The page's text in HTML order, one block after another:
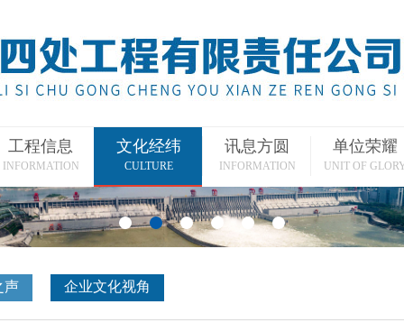
工程信息
INFORMATION
文化经纬
CULTURE
讯息方圆
INFORMATION
单位荣耀
UNIT OF
声 企业文化视角